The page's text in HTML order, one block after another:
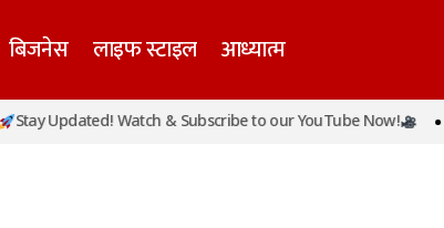
बिजनेस लाइफ स्टाइल आध्यात्म
Stay Updated! Watch & Subscribe to our YouTube Now!